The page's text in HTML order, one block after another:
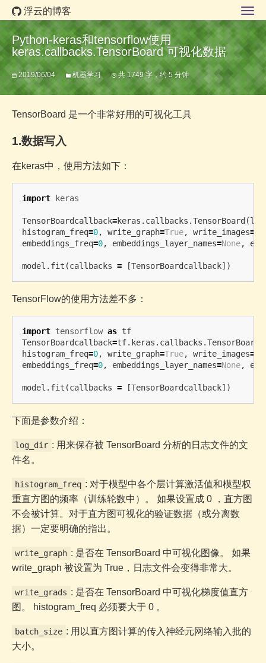
浮云的博客
Python-keras和tensorflow使用
keras.callbacks.TensorBoard 可视化数据
2019/06/04 机器学习 共 1749 字，约 5 分钟
TensorBoard 是一个非常好用的可视化工具
1.数据写入
在keras中，使用方法如下：
import keras
TensorBoardcallback=keras . callbacks .TensorBoard (
histogram_freq=0, write_graph=True, write_images=
embeddings_freq=0, embeddings_layer_names=None,
model . fit (callbacks = [TensorBoardcallback])
TensorFlow的使用方法差不多：
import tensorflow as tf
TensorBoardcallback=tf. keras . callbacks .TensorBoard
histogram_freq=0, write_graph=True, write_images=
embeddings_freq=0, embeddings_layer_names=None,
model . fit (callbacks = [TensorBoardcallback])
下面是参数介绍：
log_dir : 用来保存被 TensorBoard 分析的日志文件的文
件名。
histogram_freq : 对于模型中各个层计算激活值和模型权
重直方图的频率（训练轮数中）。 如果设置成 0 ，直方图
不会被计算。对于直方图可视化的验证数据（或分离数
据）一定要明确的指出。
write_graph : 是否在 TensorBoard 中可视化图像。 如果
write_graph 被设置为 True，日志文件会变得非常大。
write_grads : 是否在 TensorBoard 中可视化梯度值直方
图。 histogram_freq 必须要大于 0 。
batch_size : 用以直方图计算的传入神经元网络输入批的
大小。